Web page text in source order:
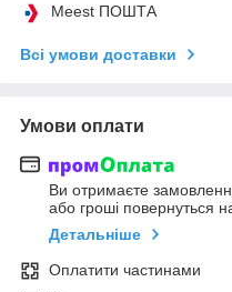
Meest ПОШТА
Всі умови доставки
Умови оплати
Ви отримаєте
або гроші повернуться
Детальніше
Оплатити частинами